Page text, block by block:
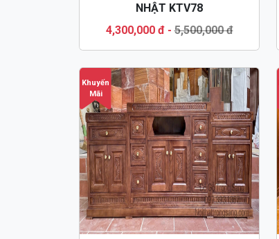
NHẬT KTV78
4,300,000 đ-5,500,000 đ
Khuyến
Mãi